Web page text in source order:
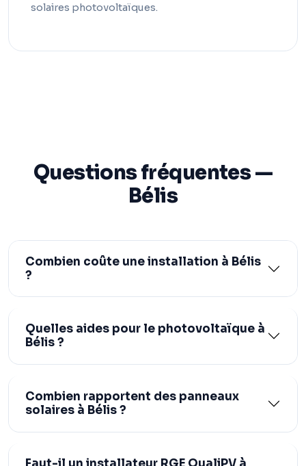
solaires photovoltaïques.
Questions fréquentes —
Bélis
Combien coûte une installation à Bélis
?
Quelles aides pour le photovoltaïque à
Bélis ?
Combien rapportent des panneaux
solaires à Bélis ?